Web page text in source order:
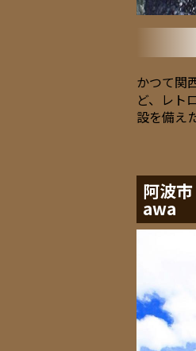
かつて関
ど、レト
設を備え
阿波市
awa